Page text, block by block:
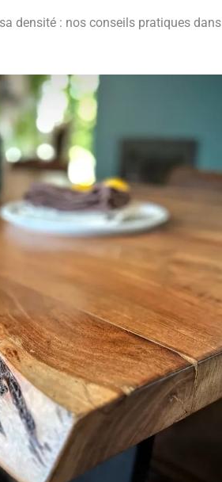
densité : nos conseils pratiques dans